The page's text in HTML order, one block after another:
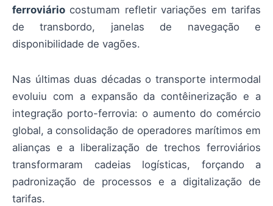
ferroviário costumam refletir variações em tarifas
de transbordo, janelas de navegação e
disponibilidade de vagões.
Nas últimas duas décadas o transporte intermodal
evoluiu com a expansão da contêinerização e a
integração porto-ferrovia: o aumento do comércio
global, a consolidação de operadores marítimos em
alianças e a liberalização de trechos ferroviários
transformaram cadeias logísticas, forçando a
padronização de processos e a digitalização de
tarifas.